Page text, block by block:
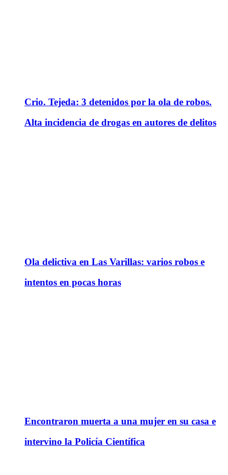
Crio. Tejeda: 3 detenidos por la ola de robos.
Alta incidencia de drogas en autores de delitos
Ola delictiva en Las Varillas: varios robos e
intentos en pocas horas
Encontraron muerta a una mujer en su casa e
intervino la Policía Científica